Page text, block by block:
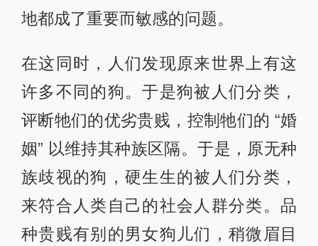
地都成了重要而敏感的问题。
在这同时，人们发现原来世界上有这
许多不同的狗。于是狗被人们分类，
评断牠们的优劣贵贱，控制牠们的 “婚
姻” 以维持其种族区隔。于是，原无种
族歧视的狗，硬生生的被人们分类，
来符合人类自己的社会人群分类。品
种贵贱有别的男女狗儿们，稍微眉目